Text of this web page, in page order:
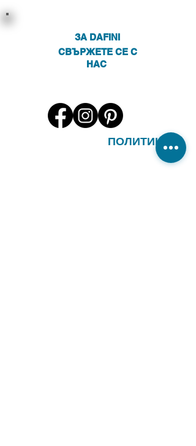
ЗА DAFINI
СВЪРЖЕТЕ СЕ С
НАС
ПОЛИТИКИ